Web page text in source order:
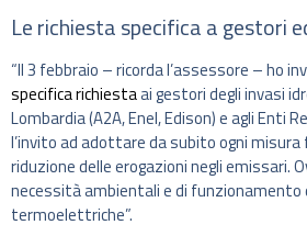
Le richiesta specifica a gestori
“Il 3 febbraio – ricorda l’assessore – ho
specifica richiestaai gestori degli invasi
Lombardia (A2A, Enel, Edison) e agli Enti
l’invito ad adottare da subito ogni
riduzione delle erogazioni negli emissari.
necessità ambientali e di funzionamento
termoelettriche”.